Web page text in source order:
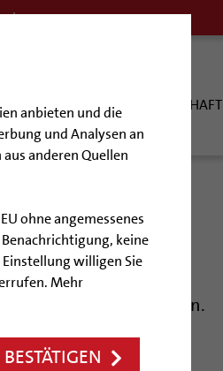
anbieten und die
und Analysen an
anderen Quellen
ohne angemessenes
keine
willigen Sie
Mehr
KIRCHE & GESELLSCHAFT
auf dem Laufenden.